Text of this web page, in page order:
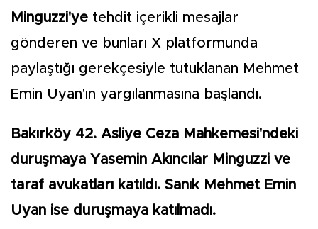
Minguzzi'ye tehdit içerikli mesajlar
gönderen ve bunları X platformunda
paylaştığı gerekçesiyle tutuklanan Mehmet
Emin Uyan'ın yargılanmasına başlandı.
Bakırköy 42. Asliye Ceza Mahkemesi'ndeki
duruşmaya Yasemin Akıncılar Minguzzi ve
taraf avukatları katıldı. Sanık Mehmet Emin
Uyan ise duruşmaya katılmadı.